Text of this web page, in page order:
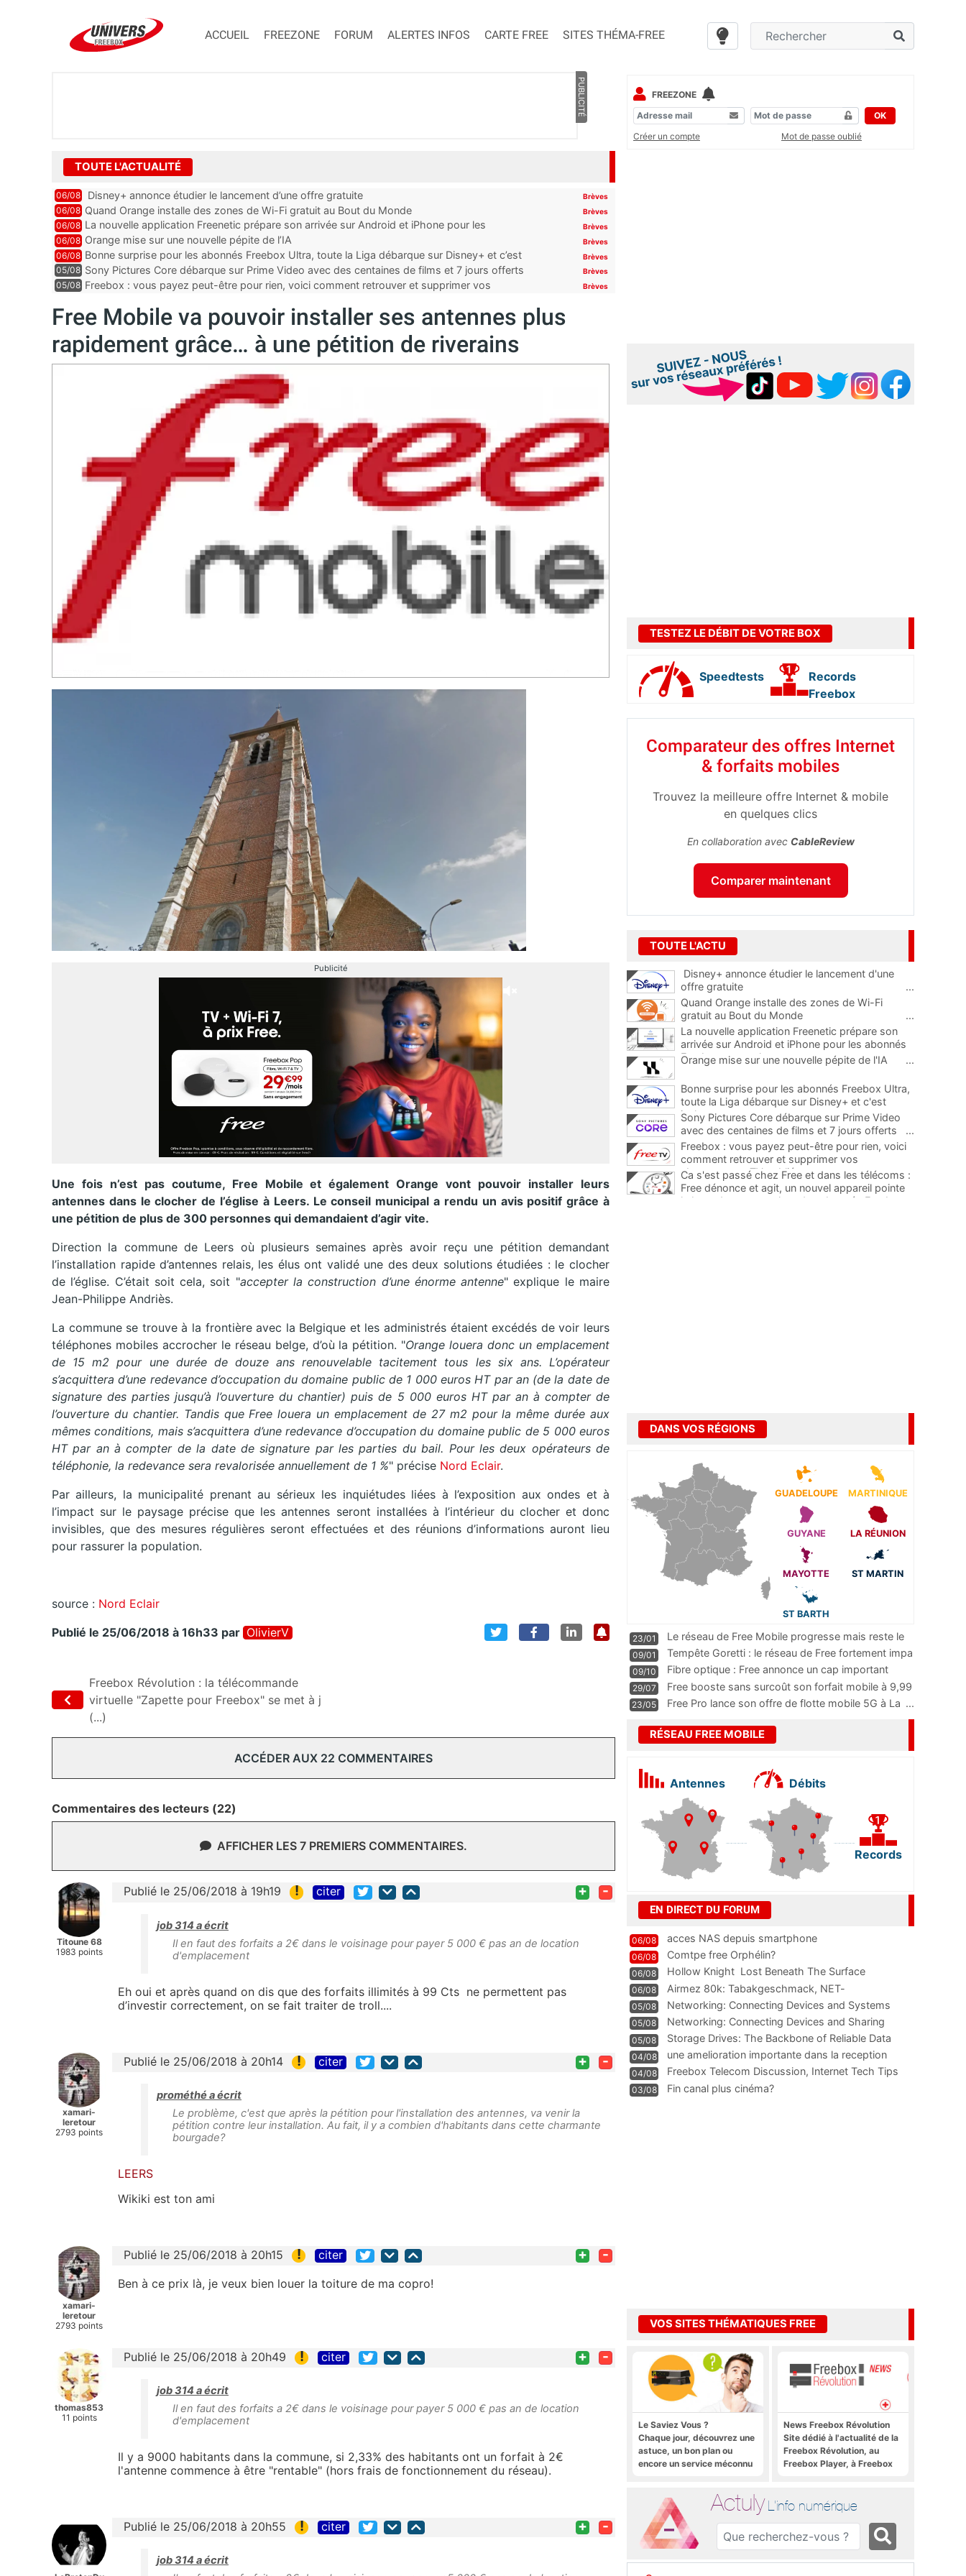
ACCUEIL FREEZONE FORUM ALERTES INFOS CARTE FREE SITES THÉMA-FREE
PUBLICITÉ
TOUTE L'ACTUALITÉ
06/08 Disney+ annonce étudier le lancement d’une offre gratuite Brèves
06/08 Quand Orange installe des zones de Wi-Fi gratuit au Bout du Monde Brèves
06/08 La nouvelle application Freenetic prépare son arrivée sur Android et iPhone pour les
abonnés Freebox, testez la
Brèves
06/08 Orange mise sur une nouvelle pépite de l’IA Brèves
06/08 Bonne surprise pour les abonnés Freebox Ultra, toute la Liga débarque sur Disney+ et c’est
inclus
Brèves
05/08 Sony Pictures Core débarque sur Prime Video avec des centaines de films et 7 jours offerts Brèves
05/08 Freebox : vous payez peut-être pour rien, voici comment retrouver et supprimer vos
Brèves
Free Mobile va pouvoir installer ses antennes plus
rapidement grâce… à une pétition de riverains
Publicité
Une fois n’est pas coutume, Free Mobile et également Orange vont pouvoir installer leurs
antennes dans le clocher de l’église à Leers. Le conseil municipal a rendu un avis positif grâce à
une pétition de plus de 300 personnes qui demandaient d’agir vite.
Direction la commune de Leers où plusieurs semaines après avoir reçu une pétition demandant
l’installation rapide d’antennes relais, les élus ont validé une des deux solutions étudiées : le clocher
de l’église. C’était soit cela, soit "accepter la construction d’une énorme antenne" explique le maire
Jean-Philippe Andriès.
La commune se trouve à la frontière avec la Belgique et les administrés étaient excédés de voir leurs
téléphones mobiles accrocher le réseau belge, d’où la pétition. "Orange louera donc un emplacement
de 15 m2 pour une durée de douze ans renouvelable tacitement tous les six ans. L’opérateur
s’acquittera d’une redevance d’occupation du domaine public de 1 000 euros HT par an (de la date de
signature des parties jusqu’à l’ouverture du chantier) puis de 5 000 euros HT par an à compter de
l’ouverture du chantier. Tandis que Free louera un emplacement de 27 m2 pour la même durée aux
mêmes conditions, mais s’acquittera d’une redevance d’occupation du domaine public de 5 000 euros
HT par an à compter de la date de signature par les parties du bail. Pour les deux opérateurs de
téléphonie, la redevance sera revalorisée annuellement de 1 %" précise Nord Eclair.
Par ailleurs, la municipalité prenant au sérieux les inquiétudes liées à l’exposition aux ondes et à
l’impact sur le paysage précise que les antennes seront installées à l’intérieur du clocher et donc
invisibles, que des mesures régulières seront effectuées et des réunions d’informations auront lieu
pour rassurer la population.
source : Nord Eclair
Publié le 25/06/2018 à 16h33 par OlivierV
Freebox Révolution : la télécommande
virtuelle "Zapette pour Freebox" se met à j
(...)
ACCÉDER AUX 22 COMMENTAIRES
Commentaires des lecteurs (22)
AFFICHER LES 7 PREMIERS COMMENTAIRES.
Titoune 68
1983 points
Publié le 25/06/2018 à 19h19 ! citer + -
job 314 a écrit
Il en faut des forfaits a 2€ dans le voisinage pour payer 5 000 € pas an de location
d'emplacement
Eh oui et après quand on dis que des forfaits illimités à 99 Cts ne permettent pas
d’investir correctement, on se fait traiter de troll....
xamari-
leretour
2793 points
Publié le 25/06/2018 à 20h14 ! citer + -
prométhé a écrit
Le problème, c'est que après la pétition pour l'installation des antennes, va venir la
pétition contre leur installation. Au fait, il y a combien d'habitants dans cette charmante
bourgade?
LEERS
Wikiki est ton ami
xamari-
leretour
2793 points
Publié le 25/06/2018 à 20h15 ! citer + -
Ben à ce prix là, je veux bien louer la toiture de ma copro!
thomas853
11 points
Publié le 25/06/2018 à 20h49 ! citer + -
job 314 a écrit
Il en faut des forfaits a 2€ dans le voisinage pour payer 5 000 € pas an de location
d'emplacement
Il y a 9000 habitants dans la commune, si 2,33% des habitants ont un forfait à 2€
l'antenne commence à être "rentable" (hors frais de fonctionnement du réseau).
Publié le 25/06/2018 à 20h55 ! citer + -
job 314 a écrit
FREEZONE
OK
Créer un compte
Mot de passe oublié
TESTEZ LE DÉBIT DE VOTRE BOX
Speedtests
Records
Freebox
Comparateur des offres Internet
& forfaits mobiles
Trouvez la meilleure offre Internet & mobile
en quelques clics
En collaboration avec CableReview
Comparer maintenant
TOUTE L'ACTU
Disney+ annonce étudier le lancement d'une
offre gratuite
...
Quand Orange installe des zones de Wi-Fi
gratuit au Bout du Monde
...
La nouvelle application Freenetic prépare son
arrivée sur Android et iPhone pour les abonnés
Freebox, testez la
Orange mise sur une nouvelle pépite de l'IA ...
Bonne surprise pour les abonnés Freebox Ultra,
toute la Liga débarque sur Disney+ et c'est
inclus
Sony Pictures Core débarque sur Prime Video
avec des centaines de films et 7 jours offerts
...
Freebox : vous payez peut-être pour rien, voici
comment retrouver et supprimer vos
abonnements TV oubliés
...
Ca s'est passé chez Free et dans les télécoms :
Free dénonce et agit, un nouvel appareil pointe
le bout de son nez chez des abonnés Freebox...
DANS VOS RÉGIONS
GUADELOUPE MARTINIQUE
GUYANE LA RÉUNION
MAYOTTE ST MARTIN
ST BARTH
23/01
Le réseau de Free Mobile progresse mais reste le
m
...
09/01
Tempête Goretti : le réseau de Free fortement impa
09/10
Fibre optique : Free annonce un cap important
pass
...
29/07
Free booste sans surcoût son forfait mobile à 9,99
23/05 Free Pro lance son offre de flotte mobile 5G à La ...
RÉSEAU FREE MOBILE
Antennes Débits
Records
EN DIRECT DU FORUM
06/08 acces NAS depuis smartphone
06/08 Comtpe free Orphélin?
06/08 Hollow Knight  Lost Beneath The Surface
06/08
Airmez 80k: Tabakgeschmack, NET-
Technologie und Leistung im
05/08 Networking: Connecting Devices and Systems
05/08
Networking: Connecting Devices and Sharing
Information
05/08
Storage Drives: The Backbone of Reliable Data
Management
04/08
une amelioration importante dans la reception
WIFI
04/08
Freebox Telecom Discussion, Internet Tech Tips
Communi
03/08 Fin canal plus cinéma?
VOS SITES THÉMATIQUES FREE
Le Saviez Vous ?
Chaque jour, découvrez une
astuce, un bon plan ou
encore un service méconnu
News Freebox Révolution
Site dédié à l'actualité de la
Freebox Révolution, au
Freebox Player, à Freebox
Actuly L'info numérique